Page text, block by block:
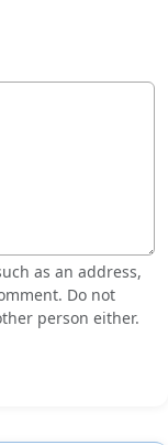
as an address,
Do not
person either.